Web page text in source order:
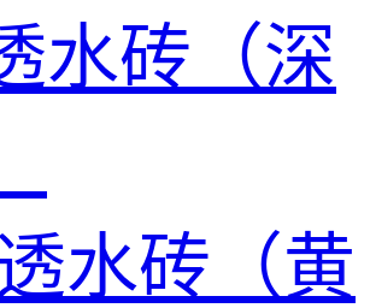
水砖（深